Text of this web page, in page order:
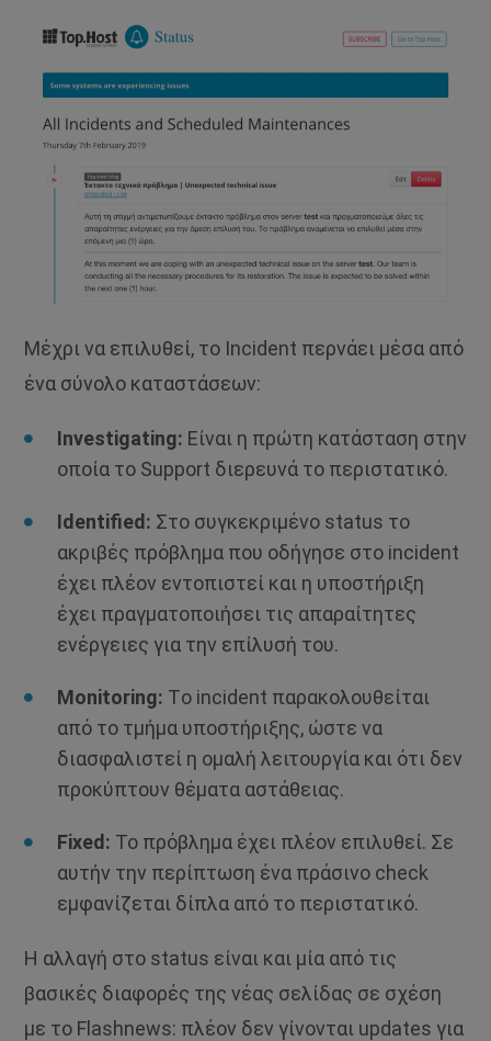
Μέχρι να επιλυθεί, το Incident περνάει μέσα από
ένα σύνολο καταστάσεων:
Investigating: Είναι η πρώτη κατάσταση στην
οποία το Support διερευνά το περιστατικό.
Identified: Στο συγκεκριμένο status το
ακριβές πρόβλημα που οδήγησε στο incident
έχει πλέον εντοπιστεί και η υποστήριξη
έχει πραγματοποιήσει τις απαραίτητες
ενέργειες για την επίλυσή του.
Monitoring: Tο incident παρακολουθείται
από το τμήμα υποστήριξης, ώστε να
διασφαλιστεί η ομαλή λειτουργία και ότι δεν
προκύπτουν θέματα αστάθειας.
Fixed: Το πρόβλημα έχει πλέον επιλυθεί. Σε
αυτήν την περίπτωση ένα πράσινο check
εμφανίζεται δίπλα από το περιστατικό.
Η αλλαγή στο status είναι και μία από τις
βασικές διαφορές της νέας σελίδας σε σχέση
με το Flashnews: πλέον δεν γίνονται updates για